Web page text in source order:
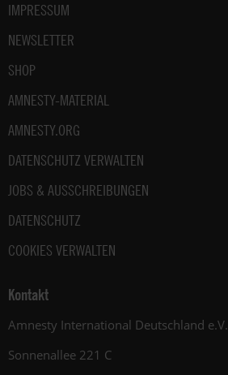
IMPRESSUM
NEWSLETTER
SHOP
AMNESTY-MATERIAL
AMNESTY.ORG
DATENSCHUTZ VERWALTEN
JOBS & AUSSCHREIBUNGEN
DATENSCHUTZ
COOKIES VERWALTEN
Kontakt
Amnesty International Deutschland e.V.
Sonnenallee 221 C